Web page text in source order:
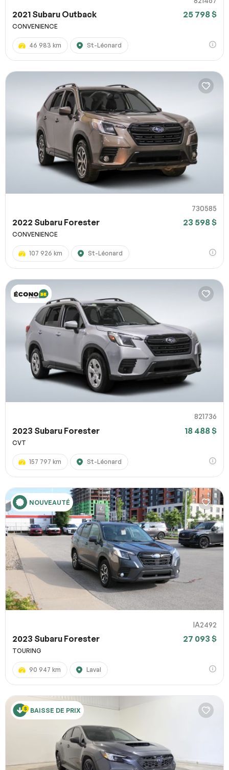
2021 Subaru Outback 25 798 $
CONVENIENCE
46 983 km St-Léonard
730585
2022 Subaru Forester 23 598 $
CONVENIENCE
107 926 km St-Léonard
821736
2023 Subaru Forester 18 488 $
CVT
157 797 km St-Léonard
NOUVEAUTÉ
IA2492
2023 Subaru Forester 27 093 $
TOURING
90 947 km Laval
BAISSE DE PRIX